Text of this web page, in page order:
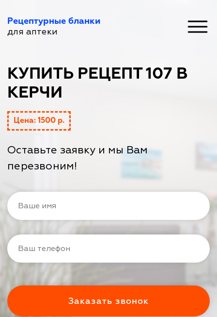
Рецептурные бланки
для аптеки
КУПИТЬ РЕЦЕПТ 107 В
КЕРЧИ
Цена: 1500 р.
Оставьте заявку и мы Вам
перезвоним!